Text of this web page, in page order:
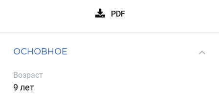
PDF
ОСНОВНОЕ
Возраст
9 лет